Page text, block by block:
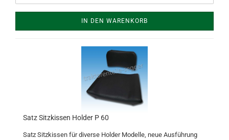
IN DEN WARENKORB
Satz Sitzkissen Holder P 60
Satz Sitzkissen für diverse Holder Modelle, neue Ausführung